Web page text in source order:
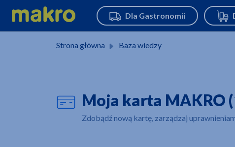
Przejdź do głównej treści
Strona główna Baza wiedzy
Moja karta MAKRO
Zdobądź nową kartę, zarządzaj